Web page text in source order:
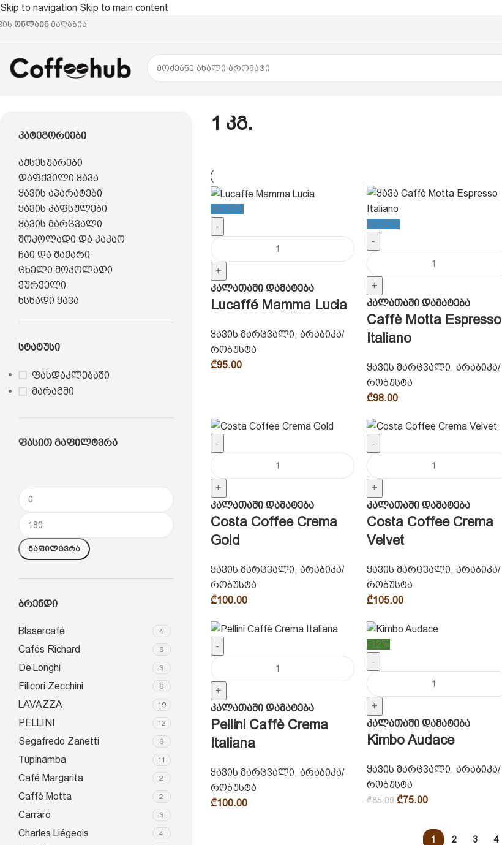
Skip to navigation Skip to main content
ონლაინ მაღაზია
Კატეგორიები
აქსესუარები
დაფქვილი ყავა
ყავის აპარატები
ყავის კაფსულები
ყავის მარცვალი
შოკოლადი და კაკაო
ჩაი და შაქარი
ცხელი შოკოლადი
ჭურჭელი
ხსნადი ყავა
Სტატუსი
ფასდაკლებაში
მარაგში
Ფასით Გაფილტვრა
Გაფილტვრა
Ბრენდი
Blasercafé 4
Cafés Richard 6
De’Longhi 3
Filicori Zecchini 6
LAVAZZA 19
PELLINI 12
Segafredo Zanetti 6
Tupinamba 11
Café Margarita 2
Caffè Motta 2
Carraro 3
Charles Liégeois 4
1 Კგ.
ახალი
-
+
კალათაში დამატება
Lucaffé Mamma Lucia
ყავის მარცვალი, არაბიკა/
რობუსტა
₾95.00
ახალი
-
+
კალათაში დამატება
Caffè Motta Espresso
Italiano
ყავის მარცვალი, არაბიკა/
რობუსტა
₾98.00
-
+
კალათაში დამატება
Costa Coffee Crema
Gold
ყავის მარცვალი, არაბიკა/
რობუსტა
₾100.00
-
+
კალათაში დამატება
Costa Coffee Crema
Velvet
ყავის მარცვალი, არაბიკა/
რობუსტა
₾105.00
-
+
კალათაში დამატება
Pellini Caffè Crema
Italiana
ყავის მარცვალი, არაბიკა/
რობუსტა
₾100.00
-12%
-
+
კალათაში დამატება
Kimbo Audace
ყავის მარცვალი, არაბიკა/
რობუსტა
₾85.00 ₾75.00
1 2 3 4